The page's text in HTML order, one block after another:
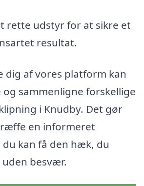
rette udstyr for at sikre et
resultat.
dig af vores platform kan
sammenligne forskellige
i Knudby. Det gør
en informeret
kan få den hæk, du
besvær.